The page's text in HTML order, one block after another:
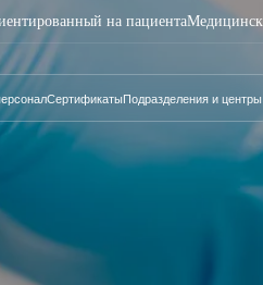
на пациента
СертификатыПодразделения и центры